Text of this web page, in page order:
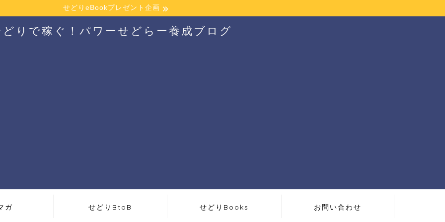
せどりeBookプレゼント企画
どりで稼ぐ！パワーせどらー養成ブログ
ガ せどりBtoB せどりBooks お問い合わせ